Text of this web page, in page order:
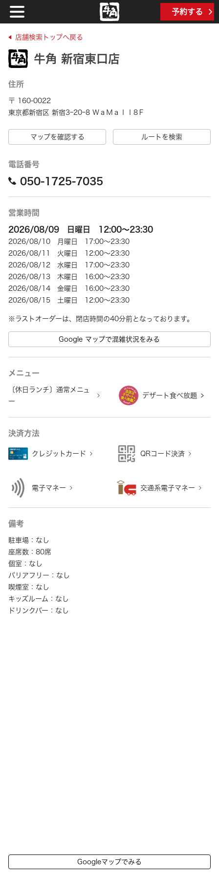
予約する
店舗検索トップへ戻る
牛角 新宿東口店
住所
〒 160-0022
東京都新宿区 新宿3ｰ20ｰ8 ＷａＭａｌｌ8Ｆ
マップを確認する ルートを検索
電話番号
050-1725-7035
営業時間
2026/08/09 日曜日 12:00～23:30
2026/08/10 月曜日 17:00～23:30
2026/08/11 火曜日 12:00～23:30
2026/08/12 水曜日 17:00～23:30
2026/08/13 木曜日 16:00～23:30
2026/08/14 金曜日 16:00～23:30
2026/08/15 土曜日 12:00～23:30
Google マップで混雑状況をみる
メニュー
〔休日ランチ〕通常メニュ
ー
デザート食べ放題
決済方法
クレジットカード QRコード決済
電子マネー 交通系電子マネー
備考
駐車場：なし
座席数：80席
個室：なし
バリアフリー：なし
喫煙室：なし
キッズルーム：なし
ドリンクバー：なし
Googleマップでみる